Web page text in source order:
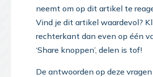
neemt om op dit artikel te
Vind je dit artikel waardevol?
rechterkant dan even op één
‘Share knoppen’, delen is tof!
De antwoorden op deze